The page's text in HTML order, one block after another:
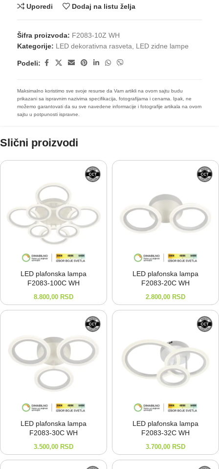
Uporedi Dodaj na listu želja
Šifra proizvoda: F2083-10Z WH
Kategorije: LED dekorativna rasveta LED zidne lampe
Podeli:
Maksimalno koristimo sve svoje resurse da Vam artikli na ovom sajtu budu
prikazani sa ispravnim nazivima specifikacija, fotografijama i cenama. Ipak, ne
možemo garantovati da su sve navedene informacije i fotografije artikala na ovom
sajtu u potpunosti ispravne.
Slični proizvodi
LED plafonska lampa
F2083-⁠100C WH
8.800,00 RSD
LED plafonska lampa
F2083-⁠20C WH
2.800,00 RSD
LED plafonska lampa
F2083-⁠30C WH
3.500,00 RSD
LED plafonska lampa
F2083-⁠32C WH
3.700,00 RSD